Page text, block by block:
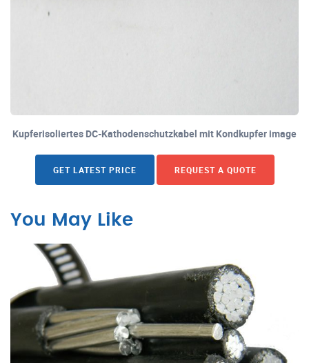
Kupferisoliertes DC-Kathodenschutzkabel mit Kondkupfer image
GET LATEST PRICE REQUEST A QUOTE
You May Like